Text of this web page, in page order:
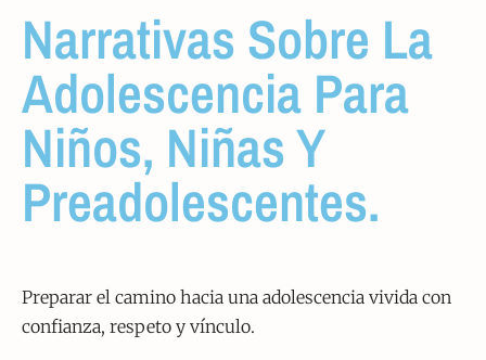
Narrativas Sobre La
Adolescencia Para
Niños, Niñas Y
Preadolescentes.
Preparar el camino hacia una adolescencia vivida con
confianza, respeto y vínculo.